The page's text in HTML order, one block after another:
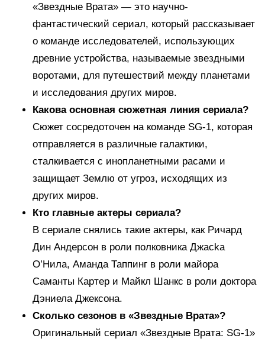
«Звездные Врата» — это научно-
фантастический сериал, который рассказывает
о команде исследователей, использующих
древние устройства, называемые звездными
воротами, для путешествий между планетами
и исследования других миров.
Какова основная сюжетная линия сериала?
Сюжет сосредоточен на команде SG-1, которая
отправляется в различные галактики,
сталкивается с инопланетными расами и
защищает Землю от угроз, исходящих из
других миров.
Кто главные актеры сериала?
В сериале снялись такие актеры, как Ричард
Дин Андерсон в роли полковника Джackа
О’Нила, Аманда Таппинг в роли майора
Саманты Картер и Майкл Шанкс в роли доктора
Дэниела Джексона.
Сколько сезонов в «Звездные Врата»?
Оригинальный сериал «Звездные Врата: SG-1»